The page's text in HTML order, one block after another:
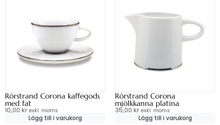
Rörstrand Corona kaffegods
med fat
10,00 kr exkl. moms
Lägg till i varukorg
Rörstrand Corona
mjölkkanna platina
35,00 kr exkl. moms
Lägg till i varukorg